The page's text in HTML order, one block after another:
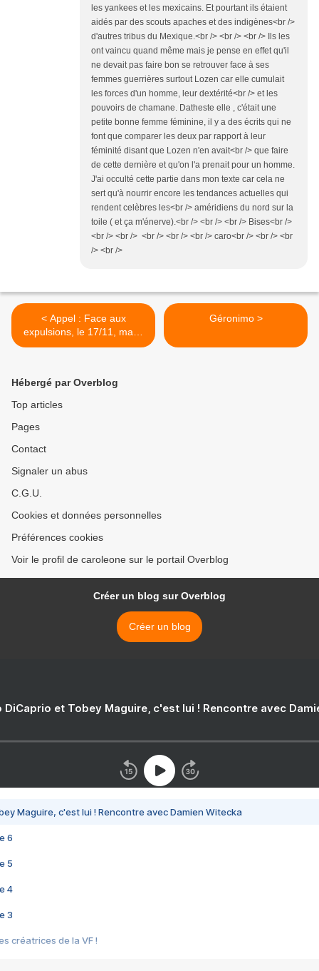
les yankees et les mexicains. Et pourtant ils étaient
aidés par des scouts apaches et des indigènes<br />
d'autres tribus du Mexique.<br /> <br /> <br /> Ils les
ont vaincu quand même mais je pense en effet qu'il
ne devait pas faire bon se retrouver face à ses
femmes guerrières surtout Lozen car elle cumulait
les forces d'un homme, leur dextérité<br /> et les
pouvoirs de chamane. Datheste elle , c'était une
petite bonne femme féminine, il y a des écrits qui ne
font que comparer les deux par rapport à leur
féminité disant que Lozen n'en avait<br /> que faire
de cette dernière et qu'on l'a prenait pour un homme.
J'ai occulté cette partie dans mon texte car cela ne
sert qu'à nourrir encore les tendances actuelles qui
rendent celèbres les<br /> améridiens du nord sur la
toile ( et ça m'énerve).<br /> <br /> <br /> Bises<br />
<br /> <br /> <br /> <br /> <br /> caro<br /> <br /> <br
/> <br />
< Appel : Face aux
expulsions, le 17/11, manif
de réoccupation ! ]
Géronimo >
Hébergé par Overblog
Top articles
Pages
Contact
Signaler un abus
C.G.U.
Cookies et données personnelles
Préférences cookies
Voir le profil de caroleone sur le portail Overblog
Créer un blog sur Overblog
Créer un blog
DiCaprio et Tobey Maguire, c'est lui ! Rencontre avec
Maguire, c'est lui ! Rencontre avec Damien Witecka
6
5
4
3
créatrices de la VF !